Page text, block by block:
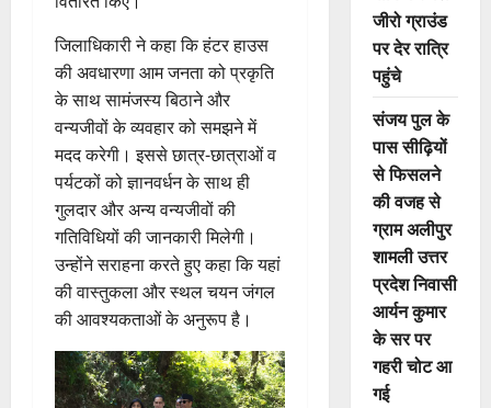
जिलाधिकारी ने कहा कि हंटर हाउस
की अवधारणा आम जनता को प्रकृति
के साथ सामंजस्य बिठाने और
वन्यजीवों के व्यवहार को समझने में
मदद करेगी। इससे छात्र-छात्राओं व
पर्यटकों को ज्ञानवर्धन के साथ ही
गुलदार और अन्य वन्यजीवों की
गतिविधियों की जानकारी मिलेगी।
उन्होंने सराहना करते हुए कहा कि यहां
की वास्तुकला और स्थल चयन जंगल
की आवश्यकताओं के अनुरूप है।
जीरो ग्राउंड
पर देर रात्रि
पहुंचे
संजय पुल के
पास सीढ़ियों
से फिसलने
की वजह से
ग्राम अलीपुर
शामली उत्तर
प्रदेश निवासी
आर्यन कुमार
के सर पर
गहरी चोट आ
गई